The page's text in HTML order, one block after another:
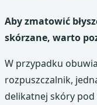
Aby zmatowić
skórzane, warto
W przypadku
rozpuszczalnik,
delikatnej skóry pod